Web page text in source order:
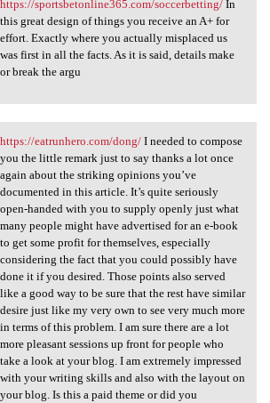
sportsbetonline365
https://sportsbetonline365.com/soccerbetting/In
this great design of things you receive an A+ for
effort. Exactly where you actually misplaced us
was first in all the facts. As it is said, details make
or break the argu
eatrunhero.com/dong/
https://eatrunhero.com/dong/I needed to compose
you the little remark just to say thanks a lot once
again about the striking opinions you’ve
documented in this article. It’s quite seriously
open-handed with you to supply openly just what
many people might have advertised for an e-book
to get some profit for themselves, especially
considering the fact that you could possibly have
done it if you desired. Those points also served
like a good way to be sure that the rest have similar
desire just like my very own to see very much more
in terms of this problem. I am sure there are a lot
more pleasant sessions up front for people who
take a look at your blog. I am extremely impressed
with your writing skills and also with the layout on
your blog. Is this a paid theme or did you